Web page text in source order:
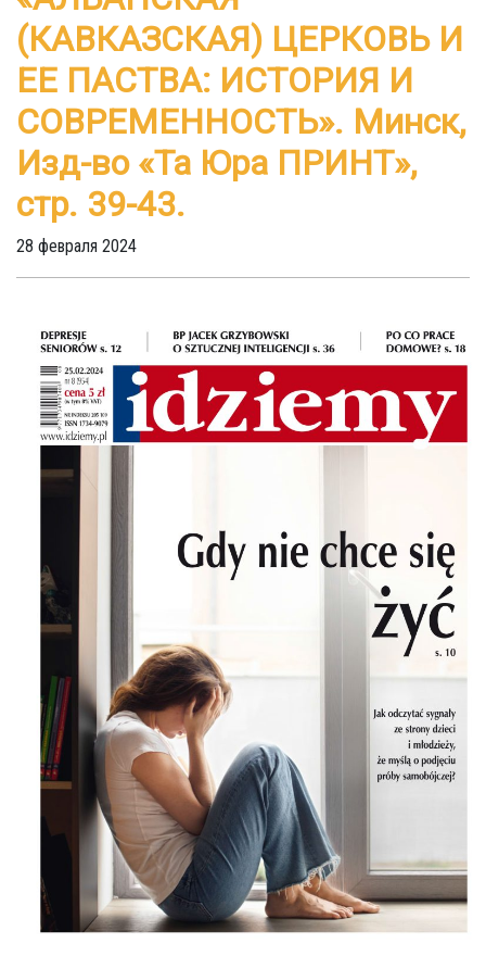
(КАВКАЗСКАЯ) ЦЕРКОВЬ И
ЕЕ ПАСТВА: ИСТОРИЯ И
СОВРЕМЕННОСТЬ». Минск,
Изд-во «Та Юра ПРИНТ»,
стр. 39-43.
28 февраля 2024